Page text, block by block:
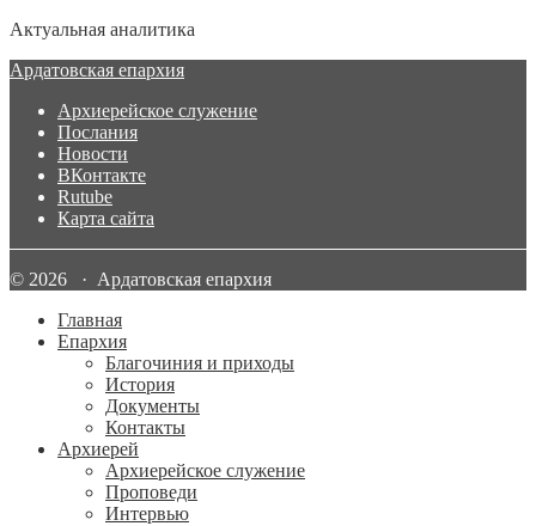
Актуальная аналитика
Ардатовская епархия
Архиерейское служение
Послания
Новости
ВКонтакте
Rutube
Карта сайта
© 2026 · Ардатовская епархия
Главная
Епархия
Благочиния и приходы
История
Документы
Контакты
Архиерей
Архиерейское служение
Проповеди
Интервью